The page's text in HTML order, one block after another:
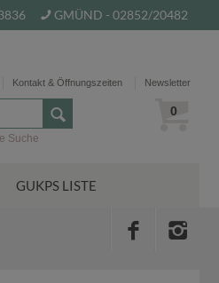
GMÜND - 02852/20482
Kontakt & Öffnungszeiten Newsletter
0
Suche
GUKPS LISTE